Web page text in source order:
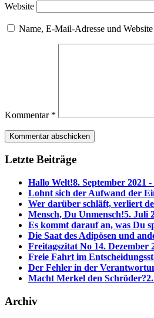
Website
Name, E-Mail-Adresse und
Kommentar *
Letzte Beiträge
Hallo Welt!8. September 2021 -
Lohnt sich der Aufwand der
Wer darüber schläft, verliert
Mensch, Du Unmensch!5. Juli
Es kommt darauf an, was Du
Die Saat des Adipösen und
Freitagszitat No 14. Dezember
Freie Fahrt im
Der Fehler in der
Macht Merkel den Schröder?
Archiv